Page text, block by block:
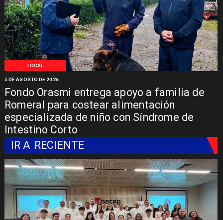
LOCAL
Fondo Orasmi entrega apoyo a familia de
Romeral para costear alimentación
especializada de niño con Síndrome de
Intestino Corto
5 DE AGOSTO DE 2026
IR A RECIENTE